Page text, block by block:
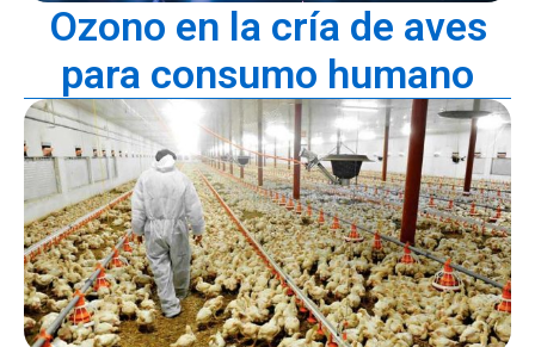
Ozono en la cría de aves
para consumo humano